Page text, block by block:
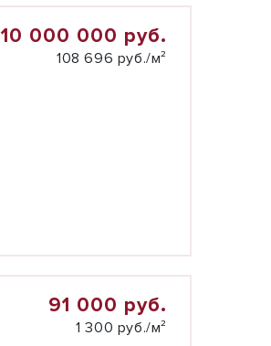
10 000 000 руб.
108 696 руб./м²
91 000 руб.
1 300 руб./м²